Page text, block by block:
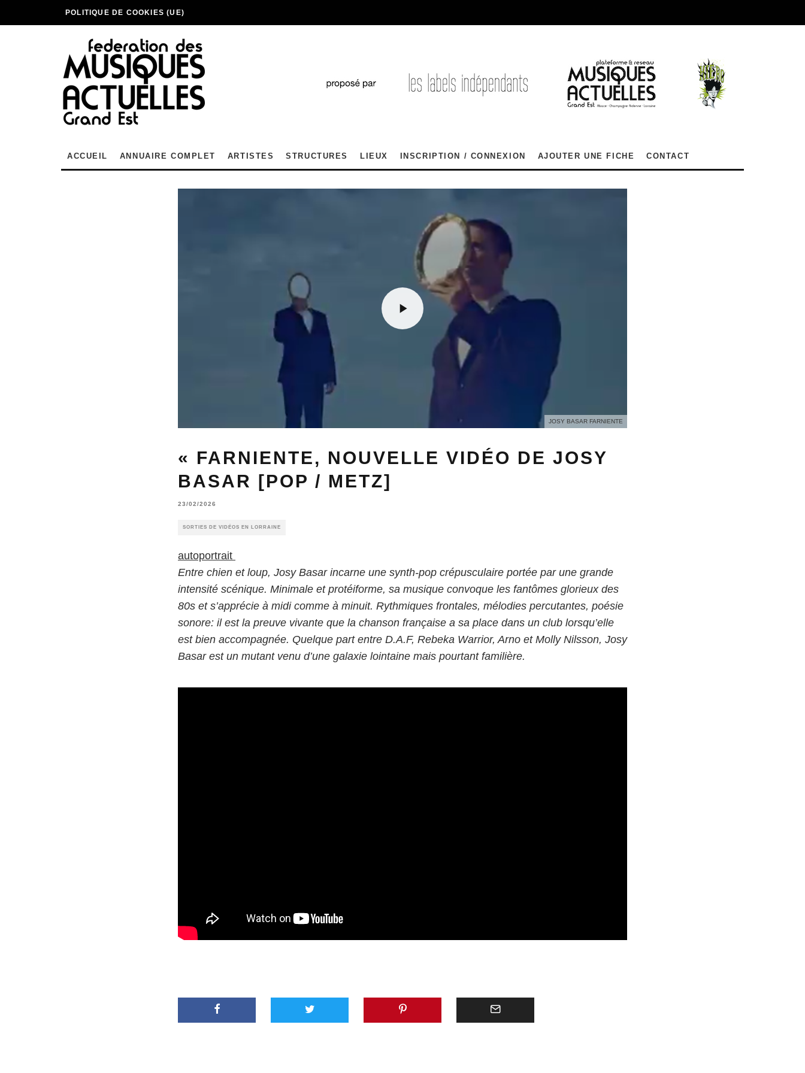
POLITIQUE DE COOKIES (UE)
ACCUEIL ANNUAIRE COMPLET ARTISTES STRUCTURES LIEUX INSCRIPTION / CONNEXION AJOUTER UNE FICHE CONTACT
JOSY BASAR FARNIENTE
« FARNIENTE, NOUVELLE VIDÉO DE JOSY
BASAR [POP / METZ]
23/02/2026
SORTIES DE VIDÉOS EN LORRAINE
autoportrait
Entre chien et loup, Josy Basar incarne une synth-pop crépusculaire portée par une grande
intensité scénique. Minimale et protéiforme, sa musique convoque les fantômes glorieux des
80s et s’apprécie à midi comme à minuit. Rythmiques frontales, mélodies percutantes, poésie
sonore: il est la preuve vivante que la chanson française a sa place dans un club lorsqu’elle
est bien accompagnée. Quelque part entre D.A.F, Rebeka Warrior, Arno et Molly Nilsson, Josy
Basar est un mutant venu d’une galaxie lointaine mais pourtant familière.